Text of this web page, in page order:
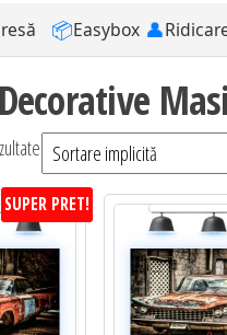
📦Easybox 👤
SUPER PRET!